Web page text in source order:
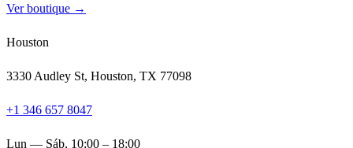
Ver boutique →
Houston
3330 Audley St, Houston, TX 77098
+1 346 657 8047
Lun — Sáb, 10:00 – 18:00